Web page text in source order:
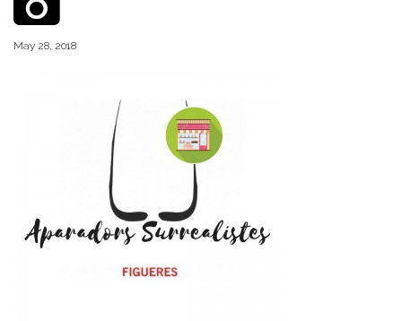
May 28, 2018